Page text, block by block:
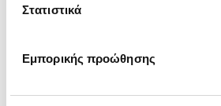
Στατιστικά
Εμπορικής προώθησης